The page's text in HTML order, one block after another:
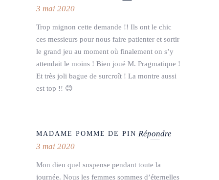
3 mai 2020
Trop mignon cette demande !! Ils ont le chic
ces messieurs pour nous faire patienter et sortir
le grand jeu au moment où finalement on s’y
attendait le moins ! Bien joué M. Pragmatique !
Et très joli bague de surcroît ! La montre aussi
est top !! 😊
MADAME POMME DE PIN Répondre
3 mai 2020
Mon dieu quel suspense pendant toute la
journée. Nous les femmes sommes d’éternelles